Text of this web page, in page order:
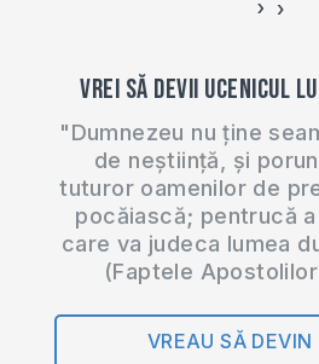
‹ ›
Vrei să devii ucenicul
"Dumnezeu nu ține
de neștiință, și
tuturor oamenilor de
pocăiască; pentrucă
care va judeca lumea
(Faptele
VREAU SĂ DEVIN